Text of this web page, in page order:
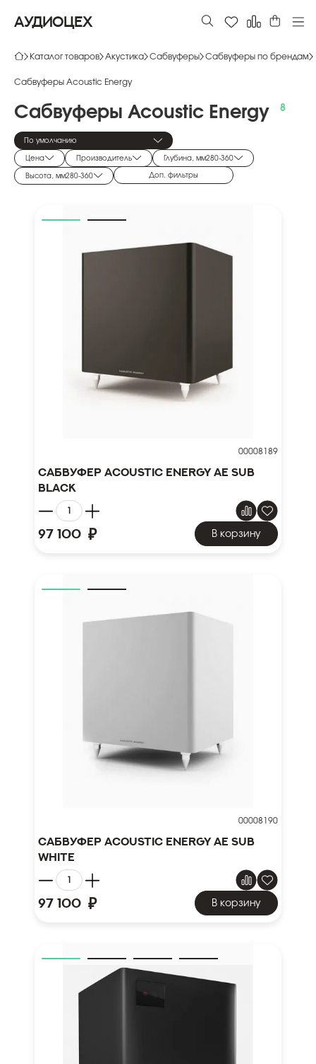
АУДИОЦЕХ
Каталог товаров Акустика Сабвуферы Сабвуферы по брендам
Сабвуферы Acoustic Energy
Сабвуферы Acoustic Energy
Цена Производитель Глубина, мм280-360
Высота, мм280-360 Доп. фильтры
По умолчанию
00008189
Сабвуфер Acoustic Energy AE SUB
BLACK
97 100 ₽ В корзину
00008190
Сабвуфер Acoustic Energy AE SUB
WHITE
97 100 ₽ В корзину